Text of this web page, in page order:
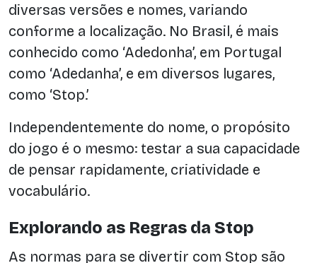
diversas versões e nomes, variando
conforme a localização. No Brasil, é mais
conhecido como ‘Adedonha’, em Portugal
como ‘Adedanha’, e em diversos lugares,
como ‘Stop.’
Independentemente do nome, o propósito
do jogo é o mesmo: testar a sua capacidade
de pensar rapidamente, criatividade e
vocabulário.
Explorando as Regras da Stop
As normas para se divertir com Stop são